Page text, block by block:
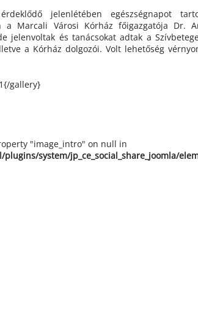
jelenlétében egészségnapot
a Marcali Városi Kórház főigazgatója Dr.
jelenvoltak és tanácsokat adtak a
a Kórház dolgozói. Volt lehetőség
gallery}
"image_intro" on null in
system/jp_ce_social_share_joomla/